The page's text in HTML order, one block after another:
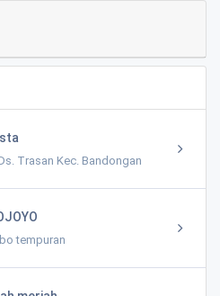
Trasan Kec. Bandongan
tempuran